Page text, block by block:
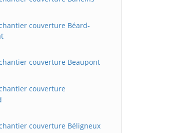
couverture Béard-
couverture Beaupont
couverture
couverture Béligneux